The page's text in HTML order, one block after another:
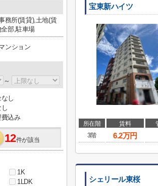
宝東新ハイツ
所在階 賃料
3階
6.2万円
シェリール東桜
務所(賃貸),土地(賃
部,駐車場
ンション
～
し
込み
12件が該当
1K
1LDK